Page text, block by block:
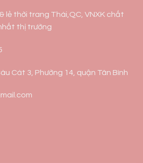
lẻ thời trang Thái,QC, VNXK chất
thị trường
Cát 3, Phường 14, quận Tân Bình